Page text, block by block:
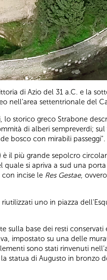
di Azio del 31 a.C. e la
nell’area settentrionale del
storico greco Strabone
di alberi sempreverdi;
bosco con mirabili passeggi".
il più grande sepolcro
si apriva a sud una
con incise le Res Gestae,
uno in piazza
base dei resti conservati
impostato su una delle
sono stati rinvenuti
statua di Augusto in